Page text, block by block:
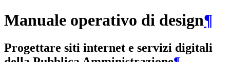
Manuale operativo di design¶
Progettare siti internet e servizi digitali